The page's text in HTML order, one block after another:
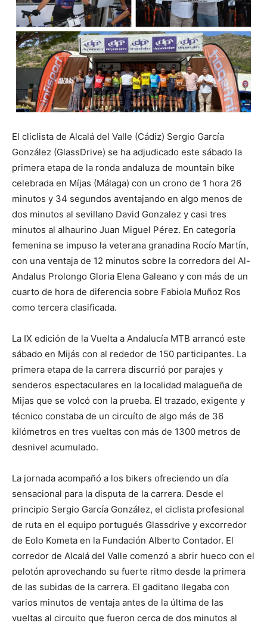
El cliclista de Alcalá del Valle (Cádiz) Sergio García
González (GlassDrive) se ha adjudicado este sábado la
primera etapa de la ronda andaluza de mountain bike
celebrada en Míjas (Málaga) con un crono de 1 hora 26
minutos y 34 segundos aventajando en algo menos de
dos minutos al sevillano David Gonzalez y casi tres
minutos al alhaurino Juan Miguel Pérez. En categoría
femenina se impuso la veterana granadina Rocío Martín,
con una ventaja de 12 minutos sobre la corredora del Al-
Andalus Prolongo Gloria Elena Galeano y con más de un
cuarto de hora de diferencia sobre Fabiola Muñoz Ros
como tercera clasificada.
La IX edición de la Vuelta a Andalucía MTB arrancó este
sábado en Mijás con al rededor de 150 participantes. La
primera etapa de la carrera discurrió por parajes y
senderos espectaculares en la localidad malagueña de
Mijas que se volcó con la prueba. El trazado, exigente y
técnico constaba de un circuíto de algo más de 36
kilómetros en tres vueltas con más de 1300 metros de
desnivel acumulado.
La jornada acompañó a los bikers ofreciendo un día
sensacional para la disputa de la carrera. Desde el
principio Sergio García González, el ciclista profesional
de ruta en el equipo portugués Glassdrive y excorredor
de Eolo Kometa en la Fundación Alberto Contador. El
corredor de Alcalá del Valle comenzó a abrir hueco con el
pelotón aprovechando su fuerte ritmo desde la primera
de las subidas de la carrera. El gaditano llegaba con
varios minutos de ventaja antes de la última de las
vueltas al circuito que fueron cerca de dos minutos al